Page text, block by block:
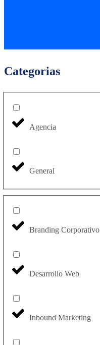
Categorias
Agencia
General
Branding Corporativo
Desarrollo Web
Inbound Marketing